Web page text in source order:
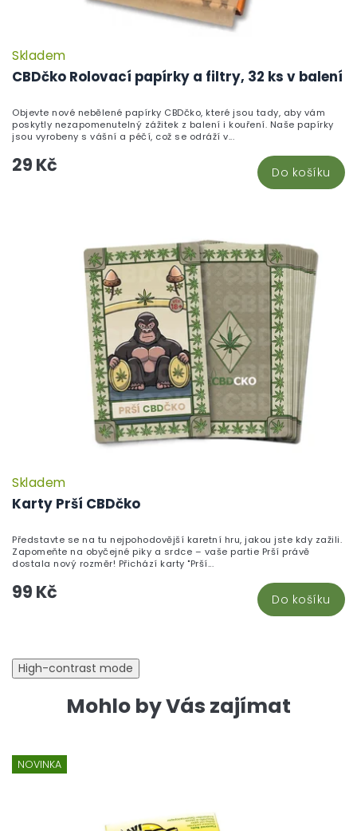
CBDčko Rolovací papírky a filtry, 32 ks v balení
Skladem
29 Kč Do košíku
Objevte nové nebělené papírky CBDčko, které jsou tady, aby vám
poskytly nezapomenutelný zážitek z balení i kouření. Naše papírky
jsou vyrobeny s vášní a péčí, což se odráží v...
Karty Prší CBDčko
Skladem
99 Kč Do košíku
Představte se na tu nejpohodovější karetní hru, jakou jste kdy zažili.
Zapomeňte na obyčejné piky a srdce – vaše partie Prší právě
dostala nový rozměr! Přichází karty "Prší...
High-contrast mode
Mohlo by Vás zajímat
NOVINKA